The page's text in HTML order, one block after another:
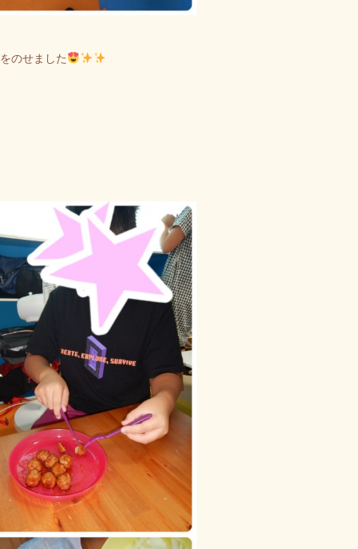
のせました